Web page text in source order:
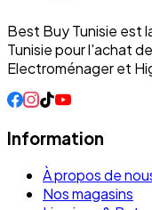
Best Buy Tunisie est
Tunisie pour l'achat
Electroménager et
Information
À propos de
Nos magasins